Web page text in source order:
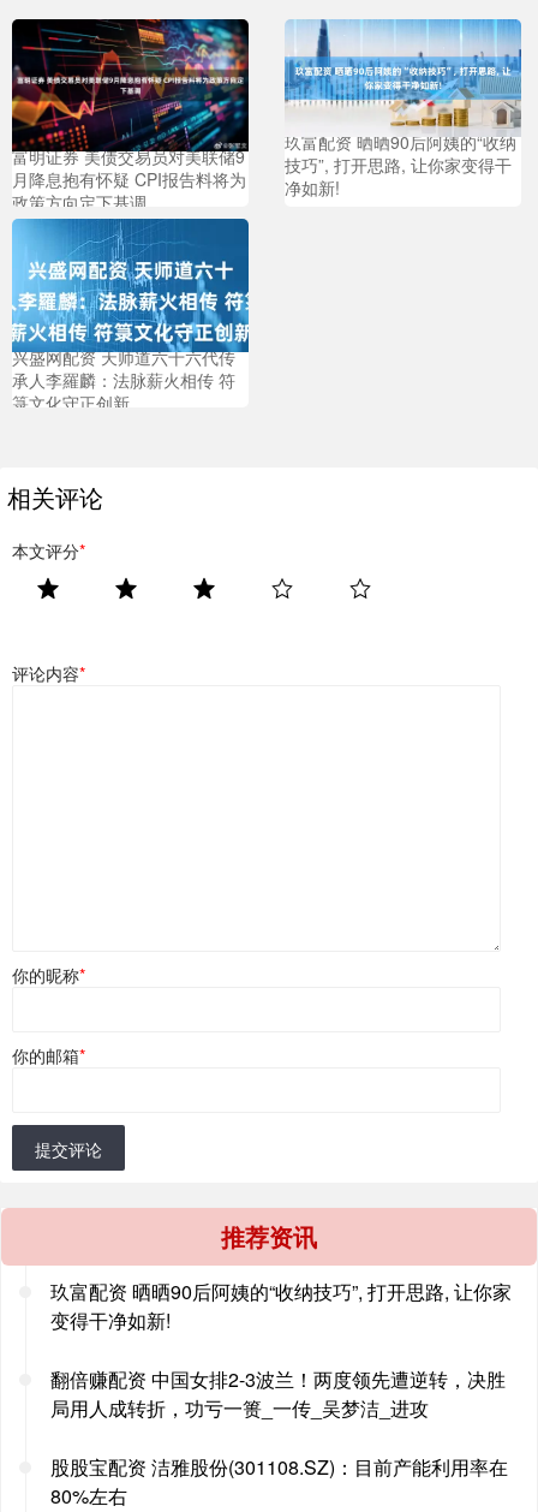
富明证券 美债交易员对美联储9
月降息抱有怀疑 CPI报告料将为
政策方向定下基调
玖富配资 晒晒90后阿姨的“收纳
技巧”, 打开思路, 让你家变得干
净如新!
兴盛网配资 天师道六十六代传
承人李羅麟：法脉薪火相传 符
箓文化守正创新
相关评论
本文评分*
评论内容*
你的昵称*
你的邮箱*
提交评论
推荐资讯
玖富配资 晒晒90后阿姨的“收纳技巧”, 打开思路, 让你家
变得干净如新!
翻倍赚配资 中国女排2-3波兰！两度领先遭逆转，决胜
局用人成转折，功亏一篑_一传_吴梦洁_进攻
股股宝配资 洁雅股份(301108.SZ)：目前产能利用率在
80%左右